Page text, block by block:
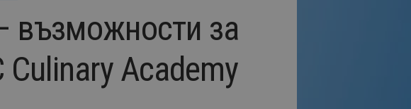
възможности за
Academy